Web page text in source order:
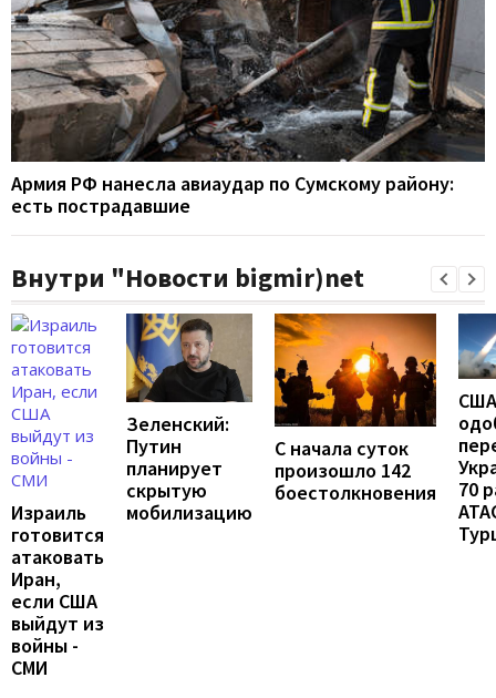
Армия РФ нанесла авиаудар по Сумскому району:
есть пострадавшие
Внутри "Новости bigmir)net
Израиль
готовится
атаковать
Иран,
если США
выйдут из
войны -
СМИ
Зеленский:
Путин
планирует
скрытую
мобилизацию
С начала суток
произошло 142
боестолкновения
США
70